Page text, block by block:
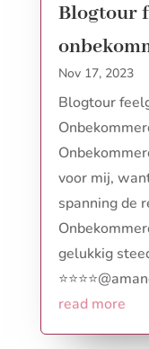
Blogtour
Nov 17, 2023
Blogtour
voor mij,
spanning de
gelukkig
read more